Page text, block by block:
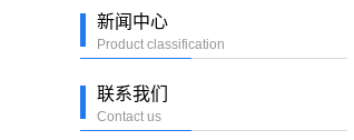
新闻中心
Product classification
联系我们
Contact us